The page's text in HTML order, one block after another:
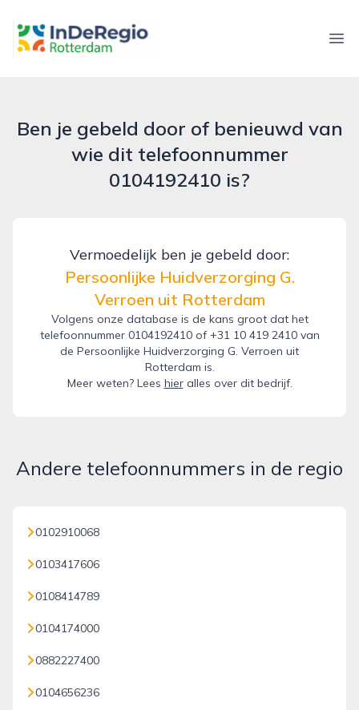
inderegiorotterdam.nl
Ben je gebeld door of benieuwd van
wie dit telefoonnummer
0104192410 is?
Vermoedelijk ben je gebeld door:
Persoonlijke Huidverzorging G.
Verroen uit Rotterdam
Volgens onze database is de kans groot dat het
telefoonnummer 0104192410 of +31 10 419 2410 van
de Persoonlijke Huidverzorging G. Verroen uit
Rotterdam is.
Meer weten? Lees hieralles over dit bedrijf.
Andere telefoonnummers in de regio
0102910068
0103417606
0108414789
0104174000
0882227400
0104656236